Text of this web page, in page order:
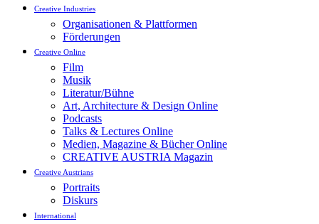
Creative Industries
Organisationen & Plattformen
Förderungen
Creative Online
Film
Musik
Literatur/Bühne
Art, Architecture & Design Online
Podcasts
Talks & Lectures Online
Medien, Magazine & Bücher Online
CREATIVE AUSTRIA Magazin
Creative Austrians
Portraits
Diskurs
International